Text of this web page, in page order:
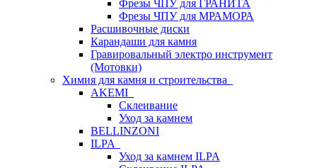
Фрезы ЧПУ для ГРАНИТА
Фрезы ЧПУ для МРАМОРА
Расшивочные диски
Карандаши для камня
Гравировальный электро инструмент
(Мотовки)
Химия для камня и строительства
AKEMI
Склеивание
Уход за камнем
BELLINZONI
ILPA
Уход за камнем ILPA